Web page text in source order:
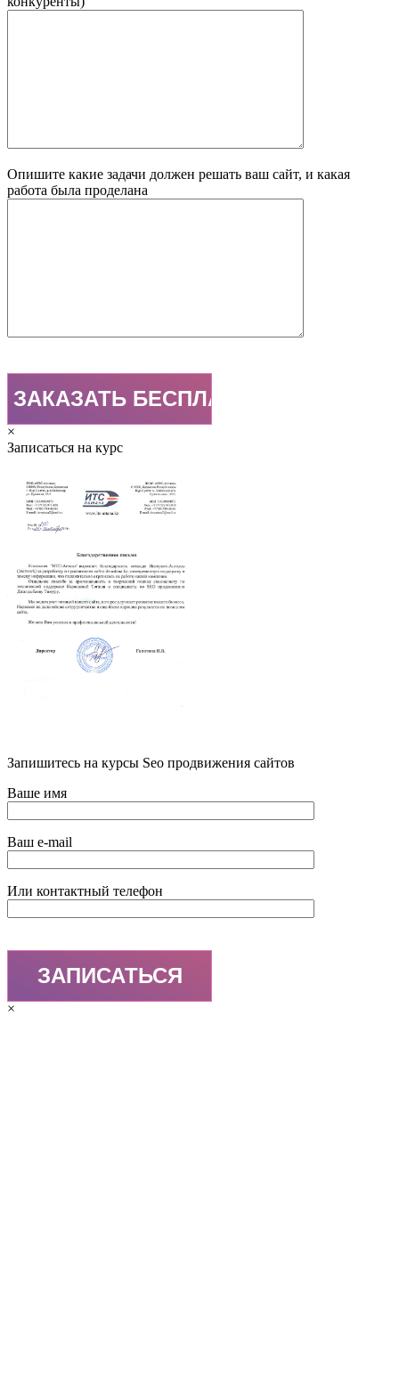
Опишите какие задачи должен решать ваш сайт, и какая
работа была проделана
×
Записаться на курс
Запишитесь на курсы Seo продвижения сайтов
Ваше имя
Ваш e-mail
Или контактный телефон
×